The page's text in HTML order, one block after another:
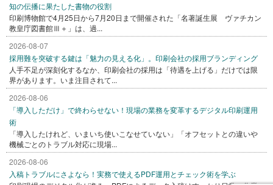
知の伝播に果たした書物の役割
印刷博物館で4月25日から7月20日まで開催された「名著誕生展 ヴァチカン
教皇庁図書館Ⅲ＋」は、過...
2026-08-07
採用難を突破する鍵は「魅力の見える化」。印刷会社の採用ブランディング
人手不足が深刻化するなか、印刷会社の採用は「待遇を上げる」だけでは限
界があります。いま注目されて...
2026-08-06
「導入しただけ」で終わらせない！現場の業務を変革するデジタル印刷運用
術
「導入したけれど、いまいち使いこなせていない」「オフセットとの違いや
機械ごとのトラブル対応に現場...
2026-08-06
入稿トラブルにさよなら！実務で使えるPDF運用とチェック術を学ぶ